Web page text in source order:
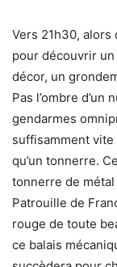
Vers 21h30, alors
pour découvrir un
décor, un
Pas l’ombre
gendarmes
suffisamment
qu’un tonnerre.
tonnerre de métal
Patrouille de
rouge de toute
ce balais